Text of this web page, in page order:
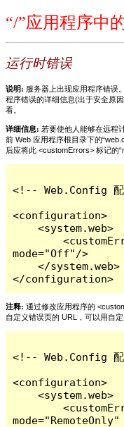
“/”应用程序中
运行时错误
说明: 服务器上出现应用程序错误
程序错误的详细信息(出于安全原
看。
详细信息: 若要使他人能够在远程
前 Web 应用程序根目录下的
后应将此 <customErrors> 标记的
<!-- Web.Config
<configuration>
    <system.web>
        <customErrors
mode="Off"/>
    </system.web>
</configuration>
注释: 通过修改应用程序的
自定义错误页的 URL，可以用自
<!-- Web.Config
<configuration>
    <system.web>
        <customErrors
mode="RemoteOnly"